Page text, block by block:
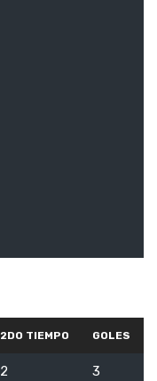
2DO TIEMPO GOLES
2 3